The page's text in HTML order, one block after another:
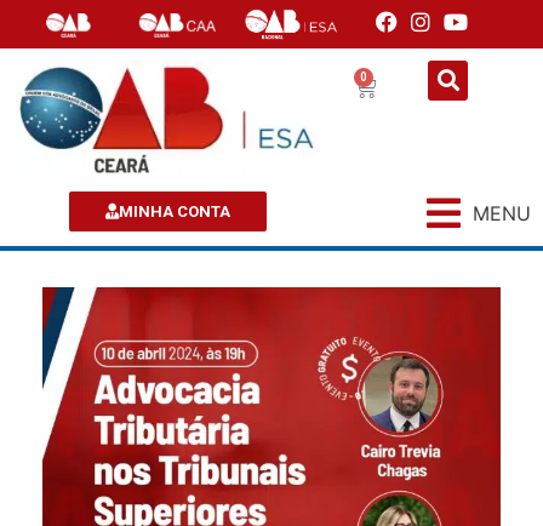
0
MINHA CONTA MENU